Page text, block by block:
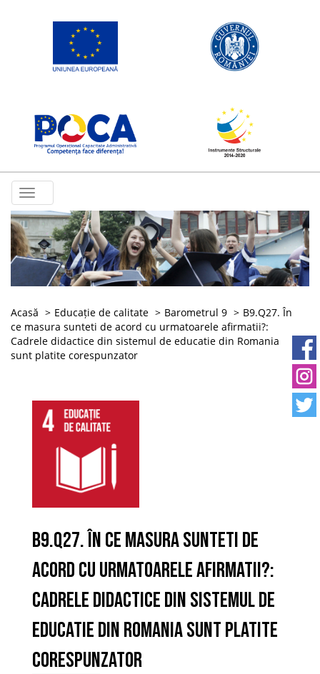
Toggle
navigation
Acasă Educație de calitate Barometrul 9
B9.Q27. În
ce masura sunteti de acord cu urmatoarele afirmatii?:
Cadrele didactice din sistemul de educatie din Romania
sunt platite corespunzator
B9.Q27. În ce masura sunteti de
acord cu urmatoarele afirmatii?:
Cadrele didactice din sistemul de
educatie din Romania sunt platite
corespunzator